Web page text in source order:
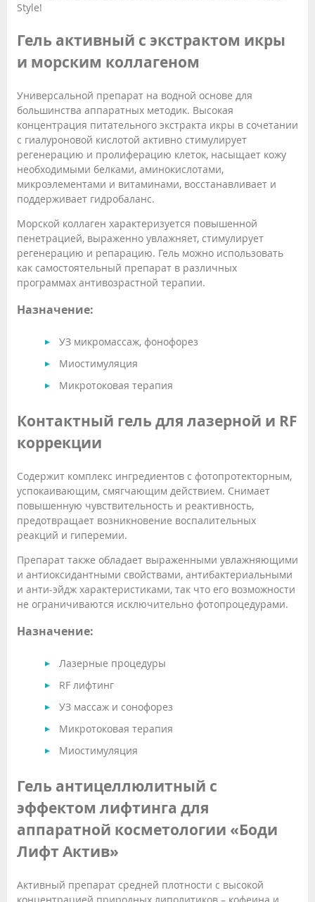
Style!
Гель активный с экстрактом икры
и морским коллагеном
Универсальной препарат на водной основе для
большинства аппаратных методик. Высокая
концентрация питательного экстракта икры в сочетании
с гиалуроновой кислотой активно стимулирует
регенерацию и пролиферацию клеток, насыщает кожу
необходимыми белками, аминокислотами,
микроэлементами и витаминами, восстанавливает и
поддерживает гидробаланс.
Морской коллаген характеризуется повышенной
пенетрацией, выраженно увлажняет, стимулирует
регенерацию и репарацию. Гель можно использовать
как самостоятельный препарат в различных
программах антивозрастной терапии.
Назначение:
УЗ микромассаж, фонофорез
Миостимуляция
Микротоковая терапия
Контактный гель для лазерной и RF
коррекции
Содержит комплекс ингредиентов с фотопротекторным,
успокаивающим, смягчающим действием. Снимает
повышенную чувствительность и реактивность,
предотвращает возникновение воспалительных
реакций и гиперемии.
Препарат также обладает выраженными увлажняющими
и антиоксидантными свойствами, антибактериальными
и анти-эйдж характеристиками, так что его возможности
не ограничиваются исключительно фотопроцедурами.
Назначение:
Лазерные процедуры
RF лифтинг
УЗ массаж и сонофорез
Микротоковая терапия
Миостимуляция
Гель антицеллюлитный с
эффектом лифтинга для
аппаратной косметологии «Боди
Лифт Актив»
Активный препарат средней плотности с высокой
концентрацией природных липолитиков – кофеина и